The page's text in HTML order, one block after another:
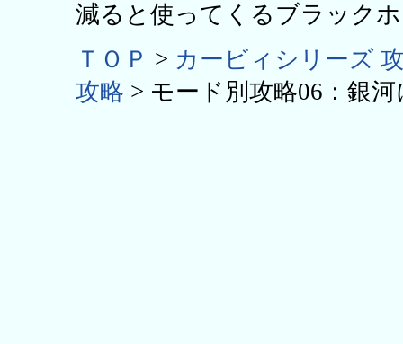
減ると使ってくるブラック
ＴＯＰ > カービィシリーズ
攻略 > モード別攻略06：銀